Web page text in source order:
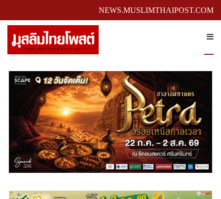
NEWS.MUSLIMTHAIPOST.COM